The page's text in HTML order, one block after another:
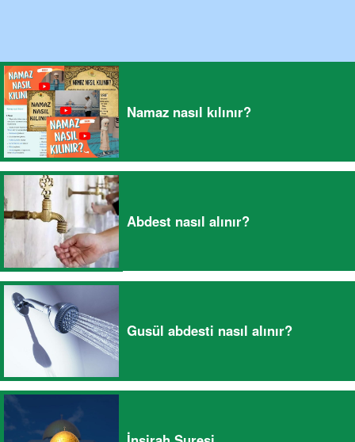
Namaz nasıl kılınır?
Abdest nasıl alınır?
Gusül abdesti nasıl alınır?